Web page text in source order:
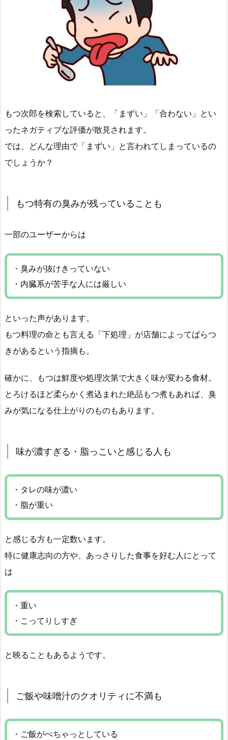
もつ次郎を検索していると、「まずい」「合わない」とい
ったネガティブな評価が散見されます。
では、どんな理由で「まずい」と言われてしまっているの
でしょうか？
もつ特有の臭みが残っていることも
一部のユーザーからは
・臭みが抜けきっていない
・内臓系が苦手な人には厳しい
といった声があります。
もつ料理の命とも言える「下処理」が店舗によってばらつ
きがあるという指摘も。
確かに、もつは鮮度や処理次第で大きく味が変わる食材。
とろけるほど柔らかく煮込まれた絶品もつ煮もあれば、臭
みが気になる仕上がりのものもあります。
味が濃すぎる・脂っこいと感じる人も
・タレの味が濃い
・脂が重い
と感じる方も一定数います。
特に健康志向の方や、あっさりした食事を好む人にとって
は
・重い
・こってりしすぎ
と映ることもあるようです。
ご飯や味噌汁のクオリティに不満も
・ご飯がべちゃっとしている